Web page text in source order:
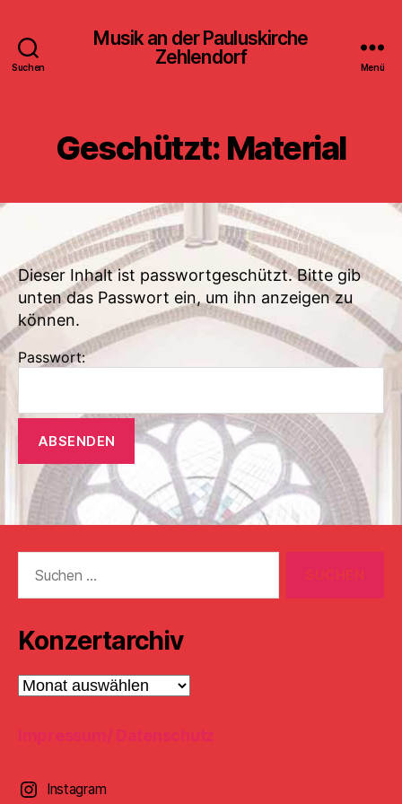
Suchen
Musik an der Pauluskirche
Zehlendorf
Menü
Geschützt: Material
Dieser Inhalt ist passwortgeschützt. Bitte gib
unten das Passwort ein, um ihn anzeigen zu
können.
Passwort:
nach:
Konzertarchiv
Konzertarchiv
Impressum/ Datenschutz
Instagram